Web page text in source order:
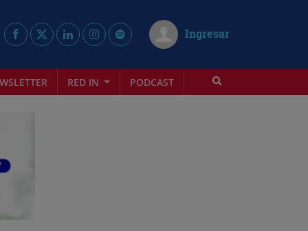
Ingresar
RED IN PODCAST